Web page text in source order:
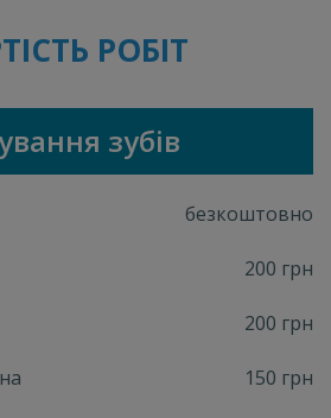
РОБІТ
зубів
безкоштовно
200 грн
200 грн
150 грн